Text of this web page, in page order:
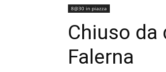
8@30 in piazza
Chiuso
Falerna